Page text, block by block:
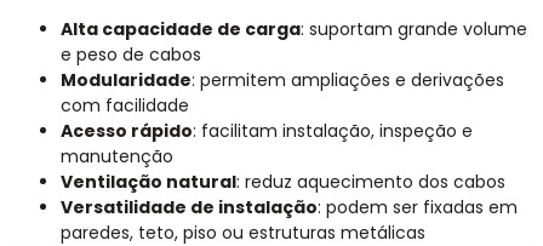
Alta capacidade de carga: suportam grande volume
e peso de cabos
Modularidade: permitem ampliações e derivações
com facilidade
Acesso rápido: facilitam instalação, inspeção e
manutenção
Ventilação natural: reduz aquecimento dos cabos
Versatilidade de instalação: podem ser fixadas em
paredes, teto, piso ou estruturas metálicas